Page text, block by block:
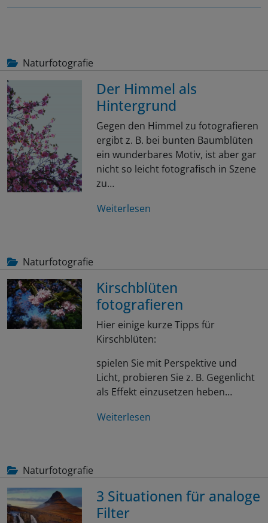
Naturfotografie
Der Himmel als
Hintergrund
Gegen den Himmel zu fotografieren
ergibt z. B. bei bunten Baumblüten
ein wunderbares Motiv, ist aber gar
nicht so leicht fotografisch in Szene
zu…
Weiterlesen
Naturfotografie
Kirschblüten
fotografieren
Hier einige kurze Tipps für
Kirschblüten:
spielen Sie mit Perspektive und
Licht, probieren Sie z. B. Gegenlicht
als Effekt einzusetzen heben…
Weiterlesen
Naturfotografie
3 Situationen für analoge
Filter